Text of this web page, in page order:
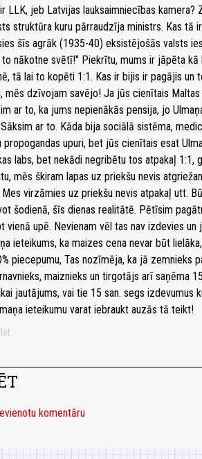
LLK, jeb Latvijas lauksaimniecības
struktūra kuru pārraudzīja ministrs. Kas tā
šīs agrāk (1935-40) eksistējošās valsts
nākotne svētī!" Piekrītu, mums ir jāpēta
tā lai to kopēti 1:1. Kas ir bijis ir pagājis un
mēs dzīvojam savējo! Ja jūs cienītais
ar to, ka jums nepienākās pensija, jo
ar to. Kāda bija sociālā sistēma,
propogandas upuri, bet jūs cienītais esat
labs, bet nekādi negribētu tos atpakaļ
mēs škiram lapas uz priekšu nevis
virzāmies uz priekšu nevis atpakaļ utt.
šodienā, šīs dienas realitātē. Pētīsim
vienā upē. Nevienam vēl tas nav izdevies
ieteikums, ka maizes cena nevar būt
piecepumu, Tas nozīmēja, ka jā zemnieks
maiznieks un tirgotājs arī saņēma
jautājums, vai tie 15 san. segs izdevumus
ieteikumu varat iebraukt auzās tā teikt!
komentāru